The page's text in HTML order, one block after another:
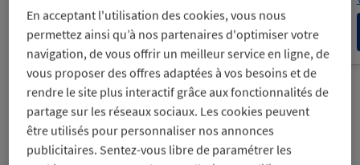
Profitez-en
Panneau
précédent
Aller
au
panneau
1
Aller
au
panneau
2
Aller
au
panneau
3
Aller
au
panneau
4
Aller
au
panneau
5
Aller
au
panneau
6
Aller
au
panneau
7
Aller
au
panneau
8
Aller
au
panneau
Aller
au
panneau
10
Aller
au
panneau
11
Aller
au
panneau
12
Aller
au
panneau
13
Aller
au
panneau
14
Aller
au
panneau
15
Aller
au
panneau
16
Aller
au
panneau
17
Aller
panneau
18
Aller
au
En acceptant l'utilisation des cookies, vous nous
permettez ainsi qu’à nos partenaires d'optimiser votre
navigation, de vous offrir un meilleur service en ligne, de
vous proposer des offres adaptées à vos besoins et de
rendre le site plus interactif grâce aux fonctionnalités de
partage sur les réseaux sociaux. Les cookies peuvent
être utilisés pour personnaliser nos annonces
publicitaires. Sentez-vous libre de paramétrer les